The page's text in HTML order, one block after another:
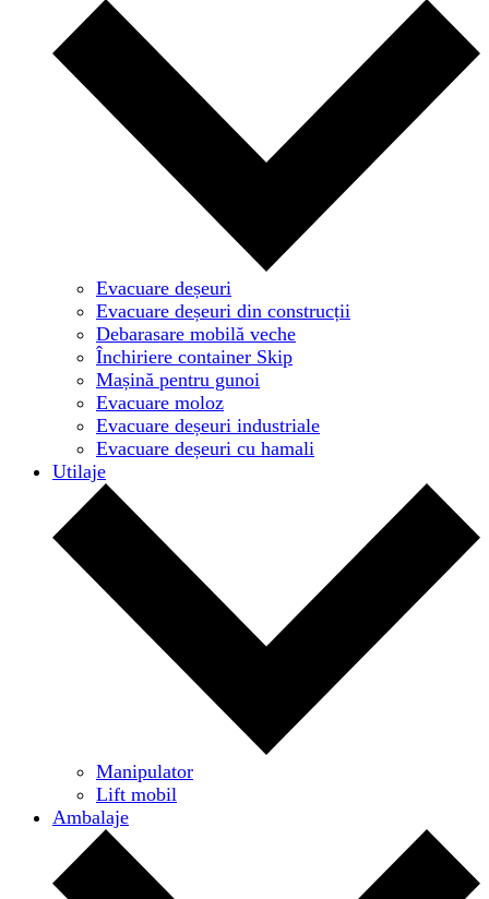
Evacuare deșeuri
Evacuare deșeuri din construcții
Debarasare mobilă veche
Închiriere container Skip
Mașină pentru gunoi
Evacuare moloz
Evacuare deșeuri industriale
Evacuare deșeuri cu hamali
Utilaje
Manipulator
Lift mobil
Ambalaje